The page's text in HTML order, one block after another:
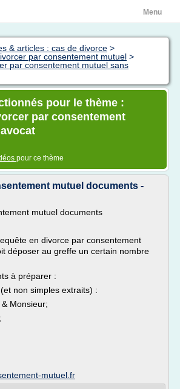
Menu
& articles : cas de divorce >
par consentement mutuel >
par consentement mutuel sans
pour le thème :
par consentement
pour ce thème
mutuel documents -
mutuel documents
en divorce par consentement
déposer au greffe un certain nombre
à préparer :
non simples extraits) :
Monsieur;
mutuel.fr